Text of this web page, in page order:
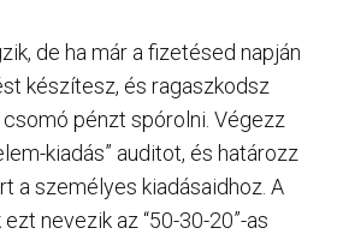
de ha már a fizetésed napján
készítesz, és ragaszkodsz
pénzt spórolni. Végezz
kiadás” auditot, és határozz
a személyes kiadásaidhoz. A
nevezik az “50-30-20”-as